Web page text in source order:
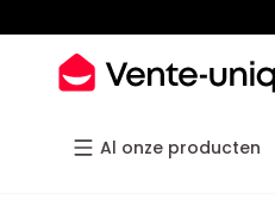
Al onze producten